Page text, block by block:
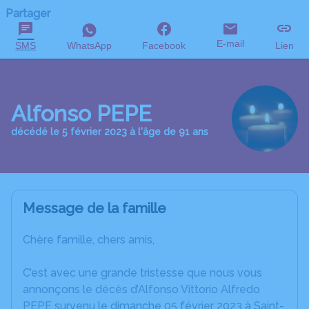
Partager
SMS WhatsApp Facebook E-mail Lien
Alfonso PEPE
décédé le 5 février 2023 à l'âge de 91 ans
Message de la famille
Chère famille, chers amis,
C’est avec une grande tristesse que nous vous
annonçons le décès d’Alfonso Vittorio Alfredo
PEPE survenu le dimanche 05 février 2023 à Saint-